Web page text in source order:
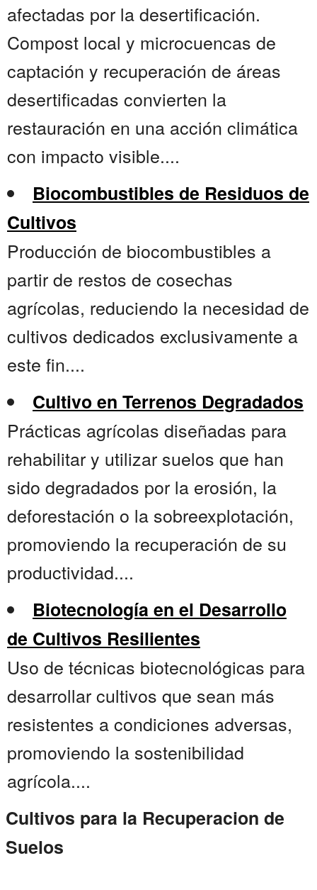
afectadas por la desertificación.
Compost local y microcuencas de
captación y recuperación de áreas
desertificadas convierten la
restauración en una acción climática
con impacto visible....
Biocombustibles de Residuos de
Cultivos
Producción de biocombustibles a
partir de restos de cosechas
agrícolas, reduciendo la necesidad de
cultivos dedicados exclusivamente a
este fin....
Cultivo en Terrenos Degradados
Prácticas agrícolas diseñadas para
rehabilitar y utilizar suelos que han
sido degradados por la erosión, la
deforestación o la sobreexplotación,
promoviendo la recuperación de su
productividad....
Biotecnología en el Desarrollo
de Cultivos Resilientes
Uso de técnicas biotecnológicas para
desarrollar cultivos que sean más
resistentes a condiciones adversas,
promoviendo la sostenibilidad
agrícola....
Cultivos para la Recuperacion de
Suelos